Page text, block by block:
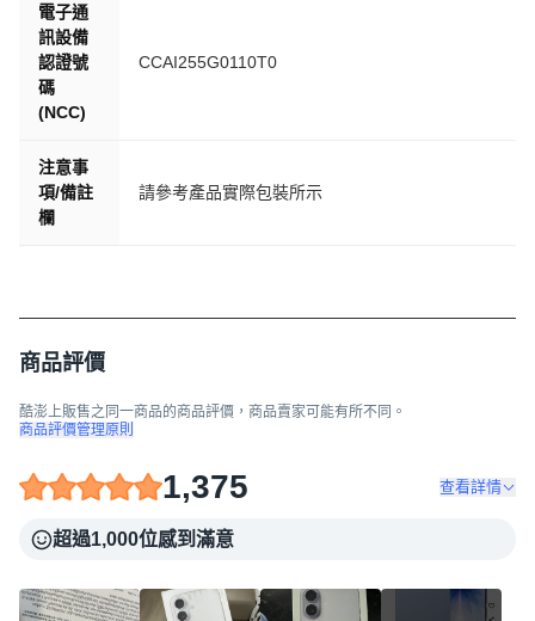
電子通
訊設備
認證號
碼
(NCC)
CCAI255G0110T0
注意事
項/備註
欄
請參考產品實際包裝所示
商品評價
酷澎上販售之同一商品的商品評價，商品賣家可能有所不同。
商品評價管理原則
1,375 查看詳情
超過1,000位感到滿意